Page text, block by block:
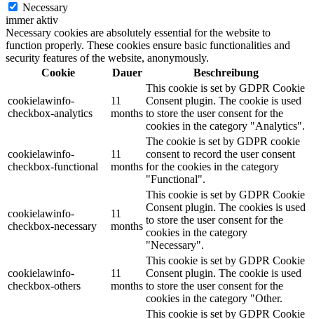
Necessary
immer aktiv
Necessary cookies are absolutely essential for the website to
function properly. These cookies ensure basic functionalities and
security features of the website, anonymously.
Cookie
Dauer Beschreibung
cookielawinfo-
checkbox-analytics
11
months
This cookie is set by GDPR Cookie
Consent plugin. The cookie is used
to store the user consent for the
cookies in the category "Analytics".
cookielawinfo-
checkbox-functional
11
months
The cookie is set by GDPR cookie
consent to record the user consent
for the cookies in the category
"Functional".
cookielawinfo-
checkbox-necessary
11
months
This cookie is set by GDPR Cookie
Consent plugin. The cookies is used
to store the user consent for the
cookies in the category
"Necessary".
cookielawinfo-
checkbox-others
11
months
This cookie is set by GDPR Cookie
Consent plugin. The cookie is used
to store the user consent for the
cookies in the category "Other.
This cookie is set by GDPR Cookie